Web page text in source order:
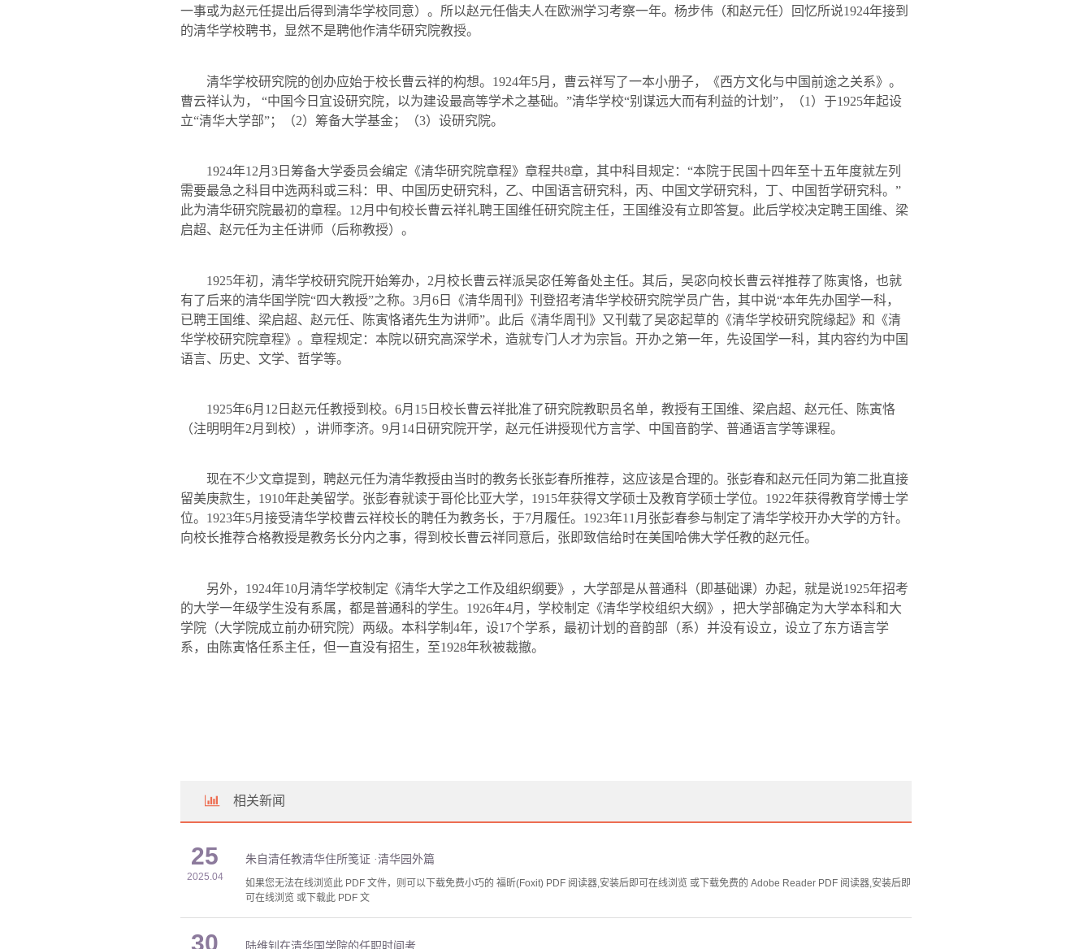
一事或为赵元任提出后得到清华学校同意）。所以赵元任偕夫人在欧洲学习考察一年。杨步伟（和赵元任）回忆所说1924年接到
的清华学校聘书，显然不是聘他作清华研究院教授。
清华学校研究院的创办应始于校长曹云祥的构想。 1924年5月，曹云祥写了一本小册子，《西方文化与中国前途之关系》。
曹云祥认为， “中国今日宜设研究院，以为建设最高等学术之基础。”清华学校“别谋远大而有利益的计划”，（1 ）于1925年起设
立“清华大学部”；（2）筹备大学基金；（3）设研究院。
1924年12月 3 日筹备大学委员会编定《清华研究院章程》章程共8章，其中科目规定：“本院于民国十四年至十五年度就左列
需要最急之科目中选两科或三科：甲、中国历史研究科，乙、中国语言研究科，丙、中国文学研究科，丁、中国哲学研究科。”
此为清华研究院最初的章程。 12月中旬校长曹云祥礼聘王国维任研究院主任，王国维没有立即答复。此后学校决定聘王国维、梁
启超、赵元任为主任讲师（后称教授）。
1925年初，清华学校研究院开始筹办， 2月校长曹云祥派吴宓任筹备处主任。其后，吴宓向校长曹云祥推荐了陈寅恪，也就
有了后来的清华国学院“四大教授”之称。 3月 6 日《清华周刊》刊登招考清华学校研究院学员广告，其中说“本年先办国学一科，
已聘王国维、梁启超、赵元任、陈寅恪诸先生为讲师”。此后《清华周刊》又刊载了吴宓起草的《清华学校研究院缘起》和《清
华学校研究院章程》。章程规定：本院以研究高深学术，造就专门人才为宗旨。开办之第一年，先设国学一科，其内容约为中国
语言、历史、文学、哲学等。
1925年6月 12 日赵元任教授到校。 6月 15 日校长曹云祥批准了研究院教职员名单，教授有王国维、梁启超、赵元任、陈寅恪
（注明明年2月到校），讲师李济。 9月 14 日研究院开学，赵元任讲授现代方言学、中国音韵学、普通语言学等课程。
现在不少文章提到，聘赵元任为清华教授由当时的教务长张彭春所推荐，这应该是合理的。张彭春和赵元任同为第二批直接
留美庚款生， 1910年赴美留学。张彭春就读于哥伦比亚大学， 1915年获得文学硕士及教育学硕士学位。 1922年获得教育学博士学
位。 1923年5月接受清华学校曹云祥校长的聘任为教务长，于7月履任。 1923年11月张彭春参与制定了清华学校开办大学的方针。
向校长推荐合格教授是教务长分内之事，得到校长曹云祥同意后，张即致信给时在美国哈佛大学任教的赵元任。
另外， 1924年10月清华学校制定《清华大学之工作及组织纲要》，大学部是从普通科（即基础课）办起，就是说1925年招考
的大学一年级学生没有系属，都是普通科的学生。 1926年4月，学校制定《清华学校组织大纲》，把大学部确定为大学本科和大
学院（大学院成立前办研究院）两级。本科学制 4年，设17个学系，最初计划的音韵部（系）并没有设立，设立了东方语言学
系，由陈寅恪任系主任，但一直没有招生，至1928年秋被裁撤。
相关新闻
25
2025.04
朱自清任教清华住所笺证 ·清华园外篇
如果您无法在线浏览此 PDF 文件，则可以下载免费小巧的 福昕(Foxit) PDF 阅读器,安装后即可在线浏览 或下载免费的 Adobe Reader PDF 阅读器,安装后即
可在线浏览 或下载此 PDF 文
30 陆维钊在清华国学院的任职时间考